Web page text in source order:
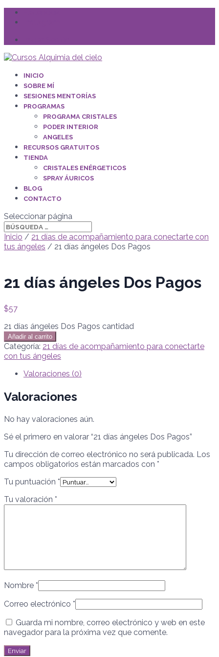
INICIO
SOBRE MÍ
SESIONES MENTORÍAS
PROGRAMAS
PROGRAMA CRISTALES
PODER INTERIOR
ANGELES
RECURSOS GRATUITOS
TIENDA
CRISTALES ENÉRGETICOS
SPRAY ÁURICOS
BLOG
CONTACTO
Seleccionar página
Inicio / 21 días de acompañamiento para conectarte con
tus ángeles / 21 días ángeles Dos Pagos
21 días ángeles Dos Pagos
$57
21 días ángeles Dos Pagos cantidad
Añadir al carrito
Categoría: 21 días de acompañamiento para conectarte
con tus ángeles
Valoraciones (0)
Valoraciones
No hay valoraciones aún.
Sé el primero en valorar “21 días ángeles Dos Pagos”
Tu dirección de correo electrónico no será publicada. Los
campos obligatorios están marcados con *
Tu puntuación *
Tu valoración *
Nombre *
Correo electrónico *
Guarda mi nombre, correo electrónico y web en este
navegador para la próxima vez que comente.